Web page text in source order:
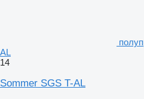
AL
14
Sommer SGS T-AL